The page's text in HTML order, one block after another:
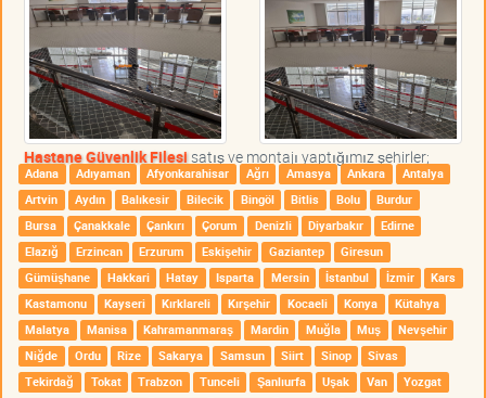
Hastane Güvenlik Filesisatış ve montajı yaptığımız şehirler;
Adana Adıyaman Afyonkarahisar Ağrı Amasya Ankara
Antalya
Artvin
Aydın Balıkesir Bilecik Bingöl Bitlis Bolu
Burdur
Bursa
Çanakkale Çankırı Çorum Denizli Diyarbakır
Edirne
Elazığ
Erzincan Erzurum Eskişehir Gaziantep
Giresun
Gümüşhane
Hakkari Hatay Isparta Mersin İstanbul İzmir
Kars
Kastamonu
Kayseri Kırklareli Kırşehir Kocaeli Konya
Kütahya
Malatya
Manisa Kahramanmaraş Mardin Muğla Muş
Nevşehir
Niğde
Ordu Rize Sakarya Samsun Siirt Sinop
Sivas
Tekirdağ
Tokat Trabzon Tunceli Şanlıurfa Uşak Van
Yozgat